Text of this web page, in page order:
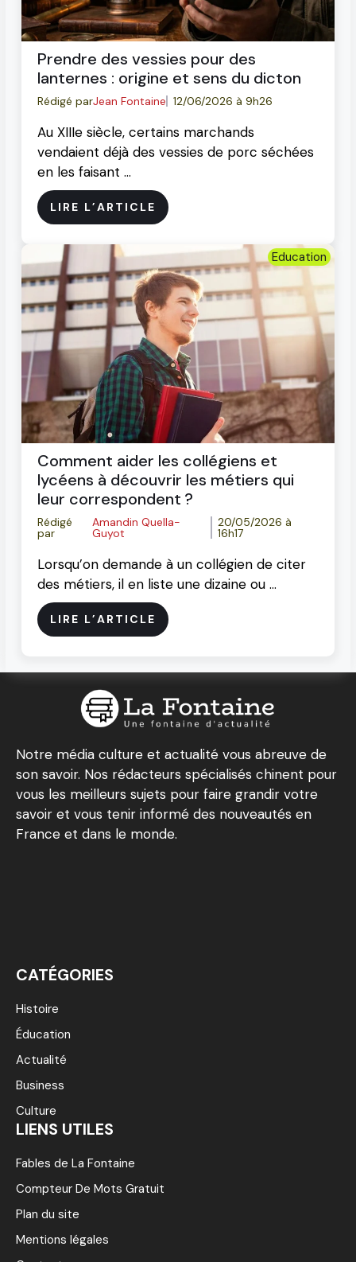
Prendre des vessies pour des
lanternes : origine et sens du dicton
Rédigé parJean Fontaine 12/06/2026 à 9h26
Au XIIIe siècle, certains marchands
vendaient déjà des vessies de porc séchées
en les faisant …
LIRE L’ARTICLE
Education
Comment aider les collégiens et
lycéens à découvrir les métiers qui
leur correspondent ?
Rédigé
par
Amandin Quella-
Guyot
20/05/2026 à
16h17
Lorsqu’on demande à un collégien de citer
des métiers, il en liste une dizaine ou …
LIRE L’ARTICLE
Notre média culture et actualité vous abreuve de
son savoir. Nos rédacteurs spécialisés chinent pour
vous les meilleurs sujets pour faire grandir votre
savoir et vous tenir informé des nouveautés en
France et dans le monde.
CATÉGORIES
Histoire
Éducation
Actualité
Business
Culture
LIENS UTILES
Fables de La Fontaine
Compteur De Mots Gratuit
Plan du site
Mentions légales